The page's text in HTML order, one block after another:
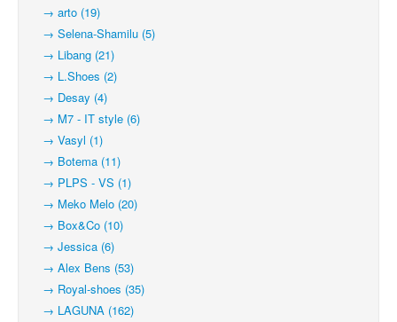
→ arto (19)
→ Selena-Shamilu (5)
→ Libang (21)
→ L.Shoes (2)
→ Desay (4)
→ M7 - IT style (6)
→ Vasyl (1)
→ Botema (11)
→ PLPS - VS (1)
→ Meko Melo (20)
→ Box&Co (10)
→ Jessica (6)
→ Alex Bens (53)
→ Royal-shoes (35)
→ LAGUNA (162)